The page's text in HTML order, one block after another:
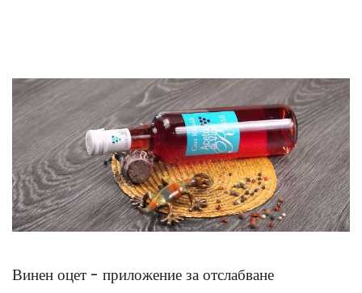
Винен оцет - приложение за отслабване